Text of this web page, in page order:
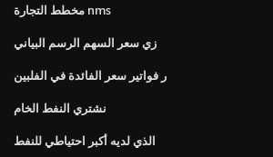
مخطط التجارة nms
زي سعر السهم الرسم البياني
ر فواتير سعر الفائدة في الفلبين
نشتري النفط الخام
الذي لديه أكبر احتياطي للنفط